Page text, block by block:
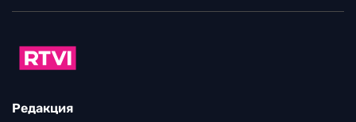
Редакция